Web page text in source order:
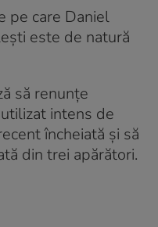
pe care Daniel
este de natură
să renunțe
intens de
încheiată și să
din trei apărători.